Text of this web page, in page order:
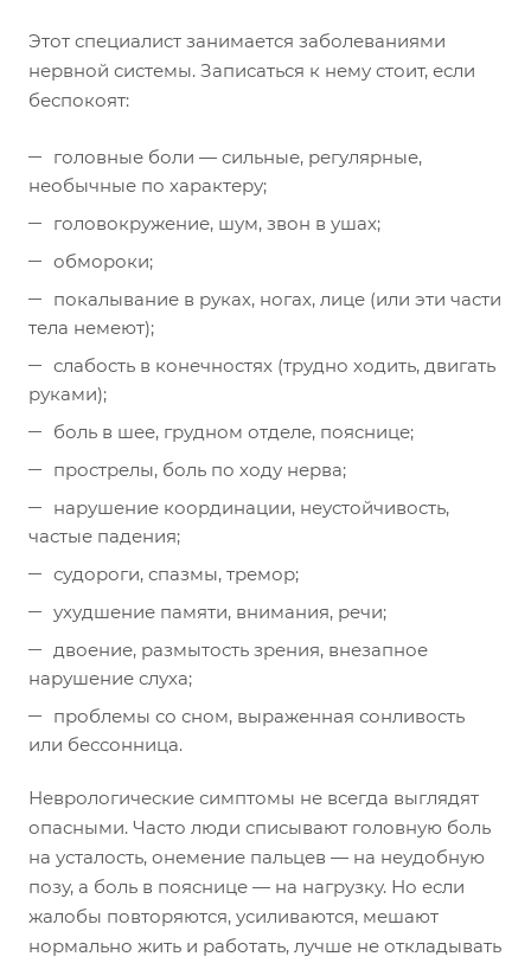
Этот специалист занимается заболеваниями
нервной системы. Записаться к нему стоит, если
беспокоят:
головные боли — сильные, регулярные,
необычные по характеру;
головокружение, шум, звон в ушах;
обмороки;
покалывание в руках, ногах, лице (или эти части
тела немеют);
слабость в конечностях (трудно ходить, двигать
руками);
боль в шее, грудном отделе, пояснице;
прострелы, боль по ходу нерва;
нарушение координации, неустойчивость,
частые падения;
судороги, спазмы, тремор;
ухудшение памяти, внимания, речи;
двоение, размытость зрения, внезапное
нарушение слуха;
проблемы со сном, выраженная сонливость
или бессонница.
Неврологические симптомы не всегда выглядят
опасными. Часто люди списывают головную боль
на усталость, онемение пальцев — на неудобную
позу, а боль в пояснице — на нагрузку. Но если
жалобы повторяются, усиливаются, мешают
нормально жить и работать, лучше не откладывать